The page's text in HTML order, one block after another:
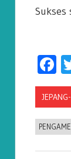
Sukses